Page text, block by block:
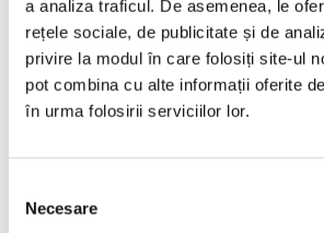
a analiza traficul. De asemenea, le
rețele sociale, de publicitate și de
privire la modul în care folosiți site-ul
pot combina cu alte informații oferite
în urma folosirii serviciilor lor.
consimțământului
Necesare
Categorii de Cursuri
Comunicare(56)